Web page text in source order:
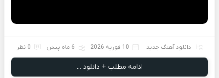
دانلود آهنگ جدید 10 فوریه 2026 6 ماه پیش 0 نظر
ادامه مطلب + دانلود ...